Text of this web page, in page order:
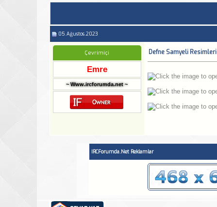
05.Ağustos.2023
Çevrimiçi
Emre
~ Www.ircforumda.net ~
Defne Samyeli Resimleri
IRCForumda.Net Reklamlar